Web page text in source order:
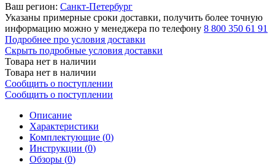
Ваш регион: Санкт-Петербург
Указаны примерные сроки доставки, получить более точную
информацию можно у менеджера по телефону 8 800 350 61 91
Подробнее про условия доставки
Скрыть подробные условия доставки
Товара нет в наличии
Товара нет в наличии
Сообщить о поступлении
Сообщить о поступлении
Описание
Характеристики
Комплектующие (0)
Инструкции (0)
Обзоры (0)